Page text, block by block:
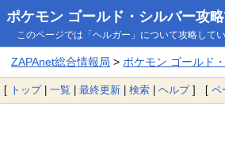
ポケモン ゴールド・シルバー攻
このページでは「ヘルガー」について攻略してい
ZAPAnet総合情報局 > ポケモン ゴールド
[ トップ| 一覧 | 最終更新 | 検索 | ヘルプ] [ ペ